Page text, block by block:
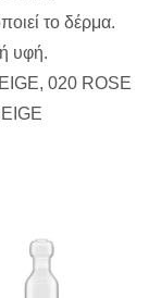
το δέρμα.
υφή.
020 ROSE